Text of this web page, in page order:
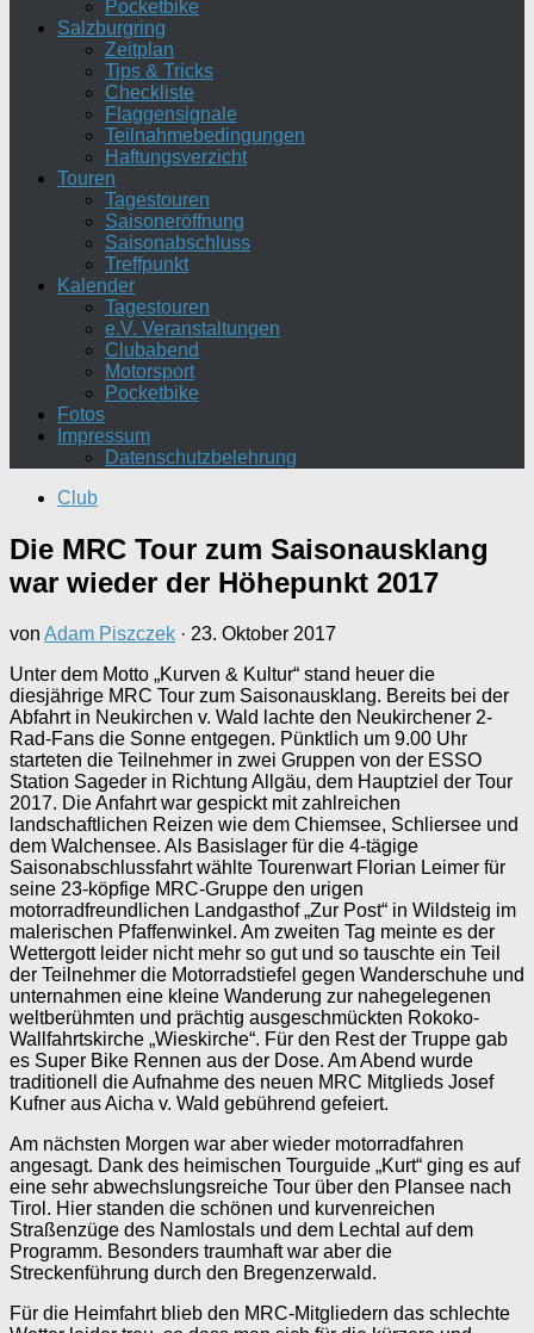
Pocketbike
Salzburgring
Zeitplan
Tips & Tricks
Checkliste
Flaggensignale
Teilnahmebedingungen
Haftungsverzicht
Touren
Tagestouren
Saisoneröffnung
Saisonabschluss
Treffpunkt
Kalender
Tagestouren
e.V. Veranstaltungen
Clubabend
Motorsport
Pocketbike
Fotos
Impressum
Datenschutzbelehrung
Club
Die MRC Tour zum Saisonausklang
war wieder der Höhepunkt 2017
von Adam Piszczek · 23. Oktober 2017
Unter dem Motto „Kurven & Kultur“ stand heuer die
diesjährige MRC Tour zum Saisonausklang. Bereits bei der
Abfahrt in Neukirchen v. Wald lachte den Neukirchener 2-
Rad-Fans die Sonne entgegen. Pünktlich um 9.00 Uhr
starteten die Teilnehmer in zwei Gruppen von der ESSO
Station Sageder in Richtung Allgäu, dem Hauptziel der Tour
2017. Die Anfahrt war gespickt mit zahlreichen
landschaftlichen Reizen wie dem Chiemsee, Schliersee und
dem Walchensee. Als Basislager für die 4-tägige
Saisonabschlussfahrt wählte Tourenwart Florian Leimer für
seine 23-köpfige MRC-Gruppe den urigen
motorradfreundlichen Landgasthof „Zur Post“ in Wildsteig im
malerischen Pfaffenwinkel. Am zweiten Tag meinte es der
Wettergott leider nicht mehr so gut und so tauschte ein Teil
der Teilnehmer die Motorradstiefel gegen Wanderschuhe und
unternahmen eine kleine Wanderung zur nahegelegenen
weltberühmten und prächtig ausgeschmückten Rokoko-
Wallfahrtskirche „Wieskirche“. Für den Rest der Truppe gab
es Super Bike Rennen aus der Dose. Am Abend wurde
traditionell die Aufnahme des neuen MRC Mitglieds Josef
Kufner aus Aicha v. Wald gebührend gefeiert.
Am nächsten Morgen war aber wieder motorradfahren
angesagt. Dank des heimischen Tourguide „Kurt“ ging es auf
eine sehr abwechslungsreiche Tour über den Plansee nach
Tirol. Hier standen die schönen und kurvenreichen
Straßenzüge des Namlostals und dem Lechtal auf dem
Programm. Besonders traumhaft war aber die
Streckenführung durch den Bregenzerwald.
Für die Heimfahrt blieb den MRC-Mitgliedern das schlechte